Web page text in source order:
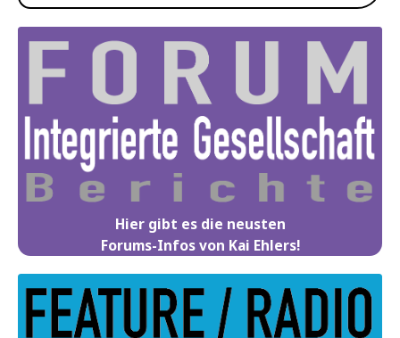
Hier gibt es die neusten
Forums-Infos von Kai Ehlers!